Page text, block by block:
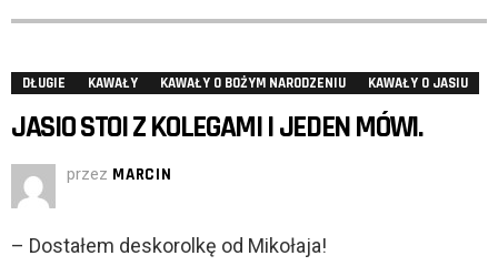
DŁUGIE KAWAŁY KAWAŁY O BOŻYM NARODZENIU KAWAŁY O JASIU
JASIO STOI Z KOLEGAMI I JEDEN MÓWI.
przez MARCIN
– Dostałem deskorolkę od Mikołaja!